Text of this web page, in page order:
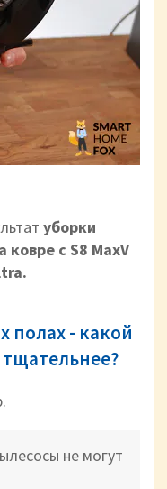
уборки
ковре с S8 MaxV
полах - какой
не могут